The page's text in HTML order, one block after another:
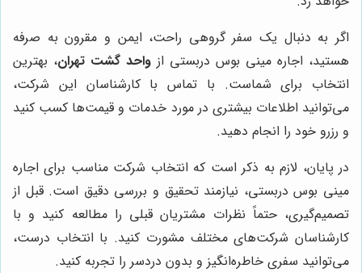
اگر به دنبال یک سفر گروهی راحت، ایمن و مقرون به صرفه
هستید، اجاره مینی بوس دربستی از واحد گشت تهران، بهترین
انتخاب برای شماست. با تماس با کارشناسان این شرکت،
می‌توانید اطلاعات بیشتری در مورد خدمات و قیمت‌ها کسب کنید
و رزرو خود را انجام دهید.
در پایان، لازم به ذکر است که انتخاب شرکت مناسب برای اجاره
مینی بوس دربستی، نیازمند تحقیق و بررسی دقیق است. قبل از
تصمیم‌گیری، حتماً نظرات مشتریان قبلی را مطالعه کنید و با
کارشناسان شرکت‌های مختلف مشورت کنید. با انتخاب درست،
می‌توانید سفری خاطره‌انگیز و بدون دردسر را تجربه کنید.